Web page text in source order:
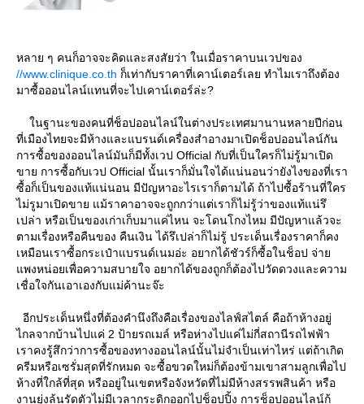
หลาย ๆ คนก็อาจจะคิดและสงสัยว่า ในเมื่อราคาบนเวปของ
//www.clinique.co.th ก็เท่ากับราคาที่เคาน์เตอร์เลย ทำไมเราถึงต้อง
มาซื้อออนไลน์แทนที่จะไปเคาน์เตอร์ล่ะ?
นฐานะของคนที่ช็อปออนไลน์ในต่างประเทศมานานหลายปีก่อน
ที่เมืองไทยจะมีห้างและแบรนด์เครื่องสำอางมาเปิดช็อปออนไลน์กัน
การซื้อของออนไลน์มันก็มีทั้งเวป Official กับที่เป็นใครก็ไม่รู้มาเปิด
ขาย การซื้อกับเวป Official นั้นเราก็มั่นใจได้แน่นอนว่ายังไงของที่เรา
ซื้อก็เป็นของแท้แน่นอน มีปัญหาอะไรเราก็ตามได้ ถ้าไปซื้อร้านที่ใคร
ไม่รูมาเปิดขาย แม้ราคาอาจจะถูกกว่าแต่เราก็ไม่รู้ว่าของแท้แน่รึ
เปล่า หรือเป็นของเก่าเก็บมาแค่ไหน จะโดนโกงไหม มีปัญหาแล้วจะ
ตามเรื่องหรือคืนของ คืนเงิน ได้รึเปล่าก็ไม่รู้ ประเด็นเรื่องราคาก็คง
เหมือนเราซื้อกระเป๋าแบรนด์เนมอ่ะ อยากได้ชัวร์ก็ซื้อในช็อป จ่า
พงหน่อยเพื่อความสบายใจ อยากได้ของถูกก็ต้องไปวัดดวงและความ
เชื่อใจกันเอาเองกับแม่ค้านะจ๊ะ
อีกประเด็นหนึ่งที่ต้องคำนึงถึงคือเรื่องของไลฟ์สไตล์ คือถ้าห้างอยู่
ไกลจากบ้านไปแค่ 2 ป้ายรถเมล์ หรือห่างไปแค่ไม่กี่สถานีรถไฟฟ้า
เราคงรู้สึกว่าการซื้อของทางออนไลน์นั้นไม่จำเป็นเท่าไหร่ แต่ถ้าเกิด
ครีมหรือเซรั่มสุดที่รักหมด จะซื้อขวดใหม่ก็ต้องข้ามเขาสามลูกเพื่อไป
ห้างที่ใกล้ที่สุด หรืออยู่ในเขตหรือจังหวัดที่ไม่มีห้างสรรพสินค้า หรือ
งานยุ่งล้นรัดตัวไม่มีเวลากระดิกออกไปช็อปปิ้ง การช็อปออนไลน์ก้